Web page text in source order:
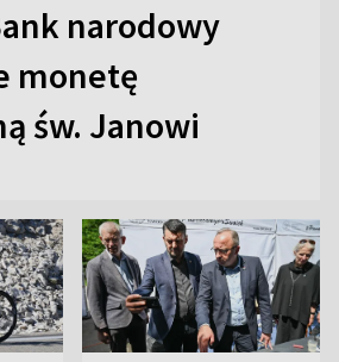
narodowy
monetę
św. Janowi